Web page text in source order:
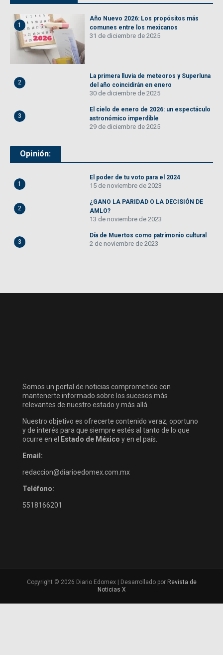
1
Año Nuevo 2026: Los propósitos más
comunes entre los mexicanos
31 de diciembre de 2025
2
La primera lluvia de meteoros y Superluna
del año coincidirán en enero
30 de diciembre de 2025
3
El cielo de enero de 2026: un espectáculo
astronómico imperdible
29 de diciembre de 2025
Opinión:
1
El poder de tu voto para el 2024
15 de noviembre de 2023
2
¿GANO LA PARIDAD O LA DECISIÓN DE
AMLO?
13 de noviembre de 2023
3
Día de Muertos como patrimonio cultural
2 de noviembre de 2023
Somos un portal de noticias comprometido con
mantenerte informado sobre los sucesos más
relevantes de nuestro estado y más allá.
Nuestro objetivo es ofrecerte contenido veraz, oportuno
y de interés para que siempre estés al tanto de lo que
ocurre en el
Estado de México y en el país.
Email:
redaccion@diarioedomex.com.mx
Teléfono:
5518166201
Copyright © 2026 Diario Edomex | Desarrollado por Revista de
Noticias X